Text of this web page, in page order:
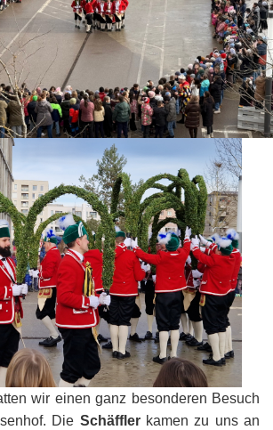
wir einen ganz besonderen Besuch
Die Schäfflerkamen zu uns an